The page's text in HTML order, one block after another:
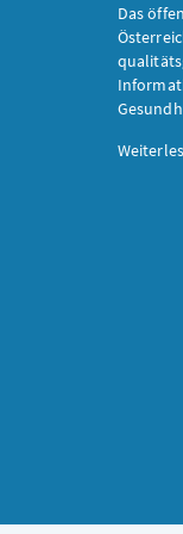
Das